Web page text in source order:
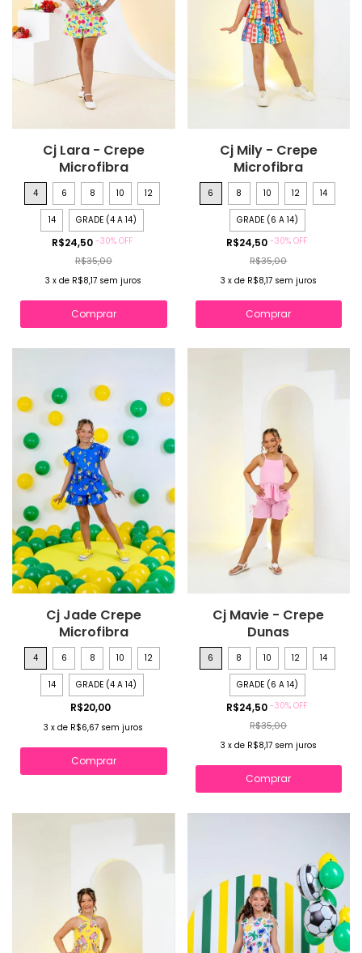
Cj Lara - Crepe
Microfibra
4 6 8 10 12
14 GRADE (4 A 14)
R$24,50 -30% OFF
R$35,00
3 xde R$8,17 sem juros
Comprar
Cj Mily - Crepe
Microfibra
6 8 10 12 14
GRADE (6 A 14)
R$24,50-30%OFF
R$35,00
3 x de R$8,17 sem juros
Comprar
Cj Jade Crepe
Microfibra
4 6 8 10 12
14 GRADE (4 A 14)
R$20,00
3 xde R$6,67 sem juros
Comprar
Cj Mavie - Crepe
Dunas
6 8 10 12 14
GRADE (6 A 14)
R$24,50-30%OFF
R$35,00
3 x de R$8,17 sem juros
Comprar